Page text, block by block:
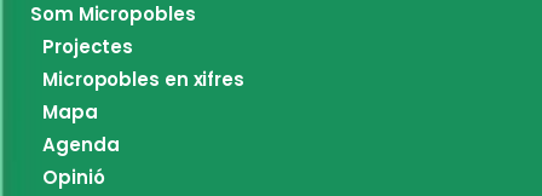
Som Micropobles
Projectes
Micropobles en xifres
Mapa
Agenda
Opinió